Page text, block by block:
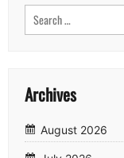
Search
for:
Archives
August 2026